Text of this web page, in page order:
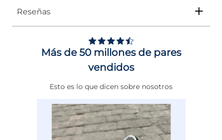
Tipo
Género Niña
DE 0 A 4 cms
NORMAL
NEGRO
Reseñas
Más de 50 millones de pares
vendidos
Esto es lo que dicen sobre nosotros